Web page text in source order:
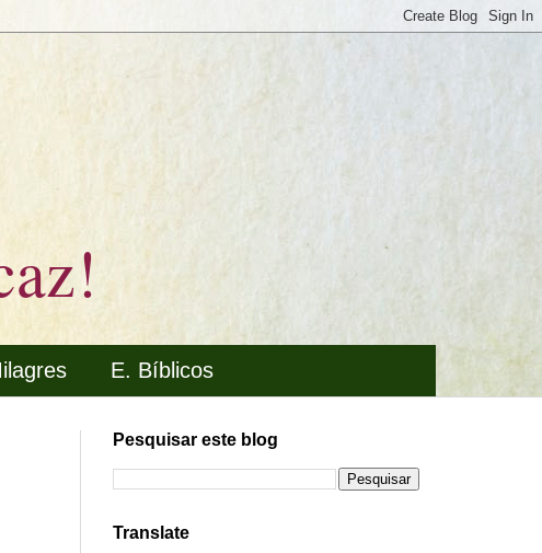
E. Bíblicos
Pesquisar este blog
Translate